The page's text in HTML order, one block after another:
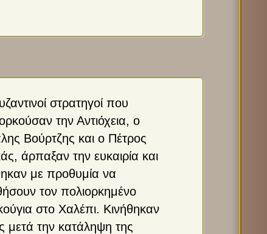
στρατηγοί που
την Αντιόχεια, ο
Βούρτζης και ο Πέτρος
άρπαξαν την ευκαιρία και
με προθυμία να
τον πολιορκημένο
στο Χαλέπι. Κινήθηκαν
μετά την κατάληψη της